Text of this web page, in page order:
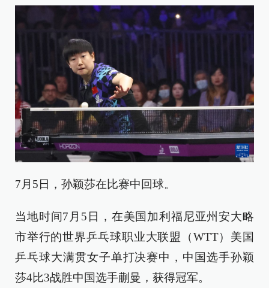
7月5日，孙颖莎在比赛中回球。
当地时间7月5日，在美国加利福尼亚州安大略
市举行的世界乒乓球职业大联盟（WTT）美国
乒乓球大满贯女子单打决赛中，中国选手孙颖
莎4比3战胜中国选手蒯曼，获得冠军。